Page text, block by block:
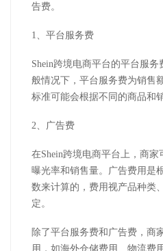
告费。
1、平台服务费
Shein跨境电商平台的平台服
般情况下，平台服务费为销售
标准可能会根据不同的商品和
2、广告费
在Shein跨境电商平台上，商
曝光率和销售量。广告费用是
数来计算的，费用视产品种类
定。
除了平台服务费和广告费，商
用，如海外仓储费用、物流费